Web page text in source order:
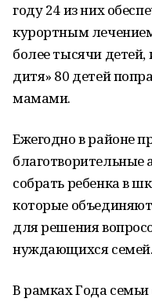
году 24 из них
курортным
более тысячи детей,
дитя» 80 детей
мамами.
Ежегодно в районе
благотворительные
собрать ребенка в
которые
для решения
нуждающихся семей.
В рамках Года